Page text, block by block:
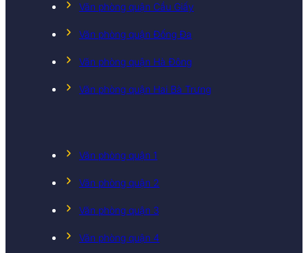
Văn phòng quận Cầu Giấy
Văn phòng quận Đống Đa
Văn phòng quận Hà Đông
Văn phòng quận Hai Bà Trưng
Văn phòng quận 1
Văn phòng quận 2
Văn phòng quận 3
Văn phòng quận 4